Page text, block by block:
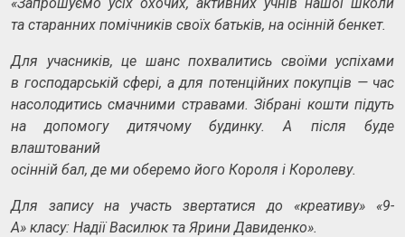
та старанних помічників своїх батьків, на осінній бенкет.
Для учасників, це шанс похвалитись своїми успіхами
в господарській сфері, а для потенційних покупців — час
насолодитись смачними стравами. Зібрані кошти підуть
на допомогу дитячому будинку. А після буде
влаштований
осінній бал, де ми оберемо його Короля і Королеву.
Для запису на участь звертатися до «креативу» «9-
А» класу: Надії Василюк та Ярини Давиденко».